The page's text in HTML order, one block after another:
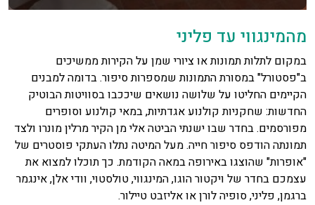
מהמינגווי עד פליני
במקום לתלות תמונות או ציורי שמן על הקירות ממשיכים
ב"פסטורל" במסורת התמונות שמספרות סיפור. בדומה למבנים
הקיימים החליטו על שלושה נושאים שיככבו בסוויטות הבוטיק
החדשות: שחקניות קולנוע אגדתיות, במאי קולנוע וסופרים
מפורסמים. בחדר שבו ישנתי הביטה אלי מן הקיר מרלין מונרו ולצד
תמונתה הודפס סיפור חייה. מעל המיטה נתלו העתקי פוסטרים של
"אופרות" שהוצגו באירופה במאה הקודמת. כך תוכלו למצוא את
עצמכם בחדר של ויקטור הוגו, המינגווי, טולסטוי, וודי אלן, אינגמר
ברגמן, פליני, סופיה לורן או אליזבט טיילור.